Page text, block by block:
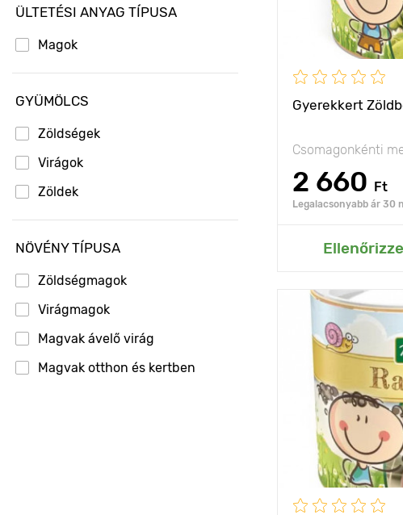
ÜLTETÉSI ANYAG TÍPUSA
Magok
GYÜMÖLCS
Zöldségek
Virágok
Zöldek
NÖVÉNY TÍPUSA
Zöldségmagok
Virágmagok
Magvak ávelő virág
Magvak otthon és kertben
Gyerekkert
Csomagonkénti
2 660 Ft
Legalacsonyabb ár 30
Fényigény
Hozzáadás
Jellemzők
Kifejlett kori
magasság
Ültetési távolság
Fényigény